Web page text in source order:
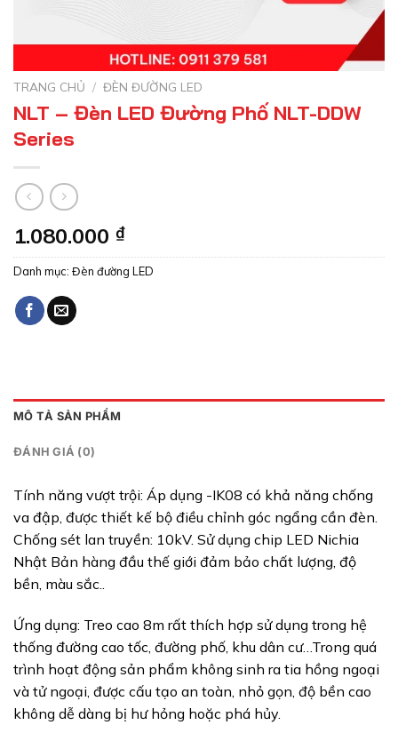
TRANG CHỦ / ĐÈN ĐƯỜNG LED
NLT – Đèn LED Đường Phố NLT-DDW
Series
1.080.000 ₫
Danh mục: Đèn đường LED
MÔ TẢ SẢN PHẨM
ĐÁNH GIÁ (0)
Tính năng vượt trội: Áp dụng -IK08 có khả năng chống
va đập, được thiết kế bộ điều chỉnh góc ngẩng cần đèn.
Chống sét lan truyền: 10kV. Sử dụng chip LED Nichia
Nhật Bản hàng đầu thế giới đảm bảo chất lượng, độ
bền, màu sắc..
Ứng dụng: Treo cao 8m rất thích hợp sử dụng trong hệ
thống đường cao tốc, đường phố, khu dân cư…Trong quá
trình hoạt động sản phẩm không sinh ra tia hồng ngoại
và tử ngoại, được cấu tạo an toàn, nhỏ gọn, độ bền cao
không dễ dàng bị hư hỏng hoặc phá hủy.